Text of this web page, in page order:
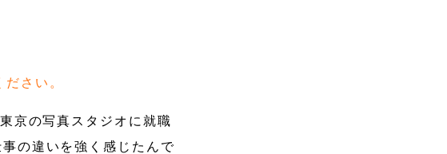
さい。
京の写真スタジオに就職
の違いを強く感じたんで